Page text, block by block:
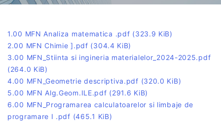
1.00 MFN Analiza matematica .pdf (323.9 KiB)
2.00 MFN Chimie ].pdf (304.4 KiB)
3.00 MFN_Stiinta si ingineria materialelor_2024-2025.pdf
(264.0 KiB)
4.00 MFN_Geometrie descriptiva.pdf (320.0 KiB)
5.00 MFN Alg.Geom.ILE.pdf (291.6 KiB)
6.00 MFN_Programarea calculatoarelor si limbaje de
programare I .pdf (465.1 KiB)